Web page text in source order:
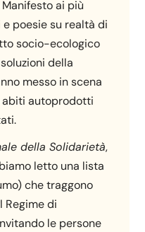
ai più
poesie su realtà di
socio-ecologico
della
messo in scena
abiti autoprodotti
della Solidarietà,
letto una lista
che traggono
Regime di
le persone